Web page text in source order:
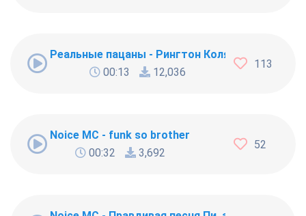
Реальные пацаны - Рингтон Коляна
00:13
12,036
113
Noice MC - funk so brother
00:32
3,692
52